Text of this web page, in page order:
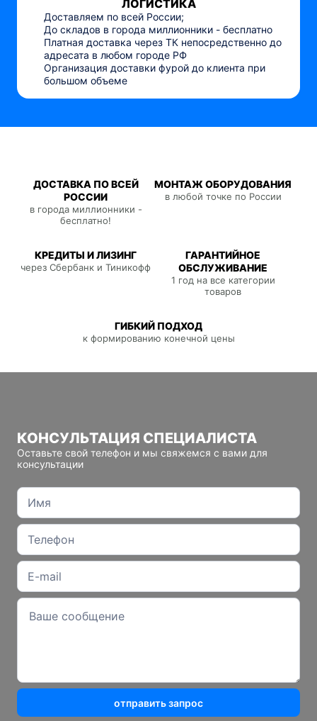
ЛОГИСТИКА
Доставляем по всей России;
До складов в города миллионники - бесплатно
Платная доставка через ТК непосредственно до
адресата в любом городе РФ
Организация доставки фурой до клиента при
большом объеме
ДОСТАВКА ПО ВСЕЙ
РОССИИ
в города миллионники -
бесплатно!
МОНТАЖ ОБОРУДОВАНИЯ
в любой точке по России
КРЕДИТЫ И ЛИЗИНГ
через Сбербанк и Тиникофф
ГАРАНТИЙНОЕ
ОБСЛУЖИВАНИЕ
1 год на все категории
товаров
ГИБКИЙ ПОДХОД
к формированию конечной цены
КОНСУЛЬТАЦИЯ СПЕЦИАЛИСТА
Оставьте свой телефон и мы свяжемся с вами для
консультации
отправить запрос